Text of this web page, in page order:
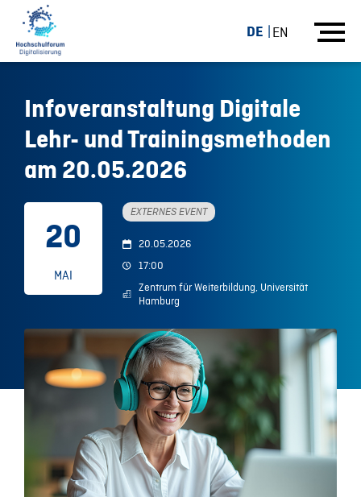
DE EN
Infoveranstaltung Digitale
Lehr- und Trainingsmethoden
am 20.05.2026
20
MAI
EXTERNES EVENT
20.05.2026
17:00
Zentrum für Weiterbildung, Universität
Hamburg